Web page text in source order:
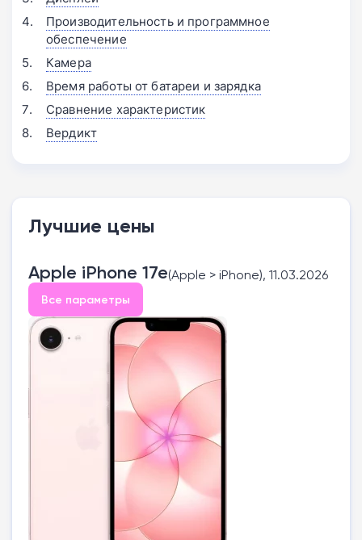
Производительность и программное
обеспечение
Камера
Время работы от батареи и зарядка
Сравнение характеристик
Вердикт
Лучшие цены
Apple iPhone 17e(Apple > iPhone), 11.03.2026
Все параметры